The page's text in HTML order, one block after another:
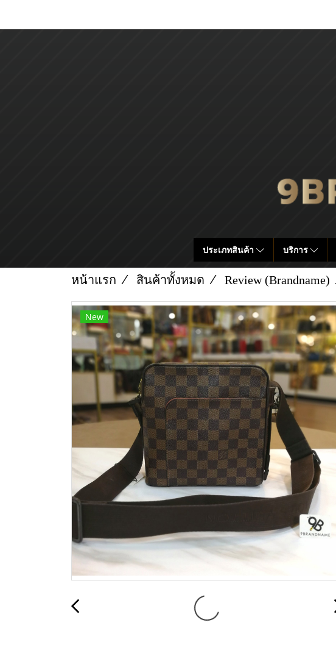
ประเภทสินค้า บริการ
หน้าแรก สินค้าทั้งหมด Review (Brandname)
New